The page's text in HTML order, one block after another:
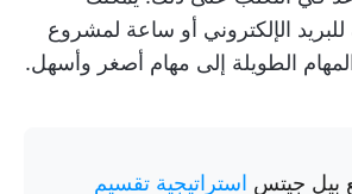
دقيقة للبريد الإلكتروني أو ساعة لمشروع
الطويلة إلى مهام أصغر وأسهل.
بيل جيتس استراتيجية تقسيم